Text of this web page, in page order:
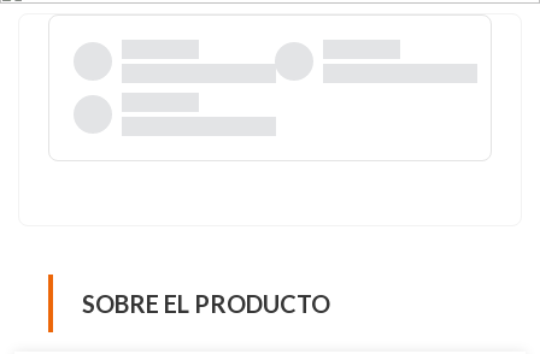
SOBRE EL PRODUCTO